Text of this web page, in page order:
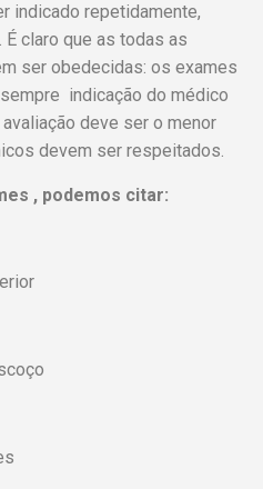
indicado repetidamente,
claro que as todas as
ser obedecidas: os exames
indicação do médico
deve ser o menor
devem ser respeitados.
, podemos citar: